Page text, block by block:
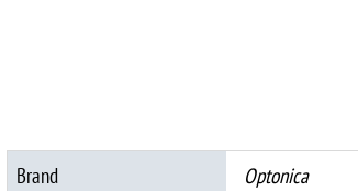
Brand
Optonica